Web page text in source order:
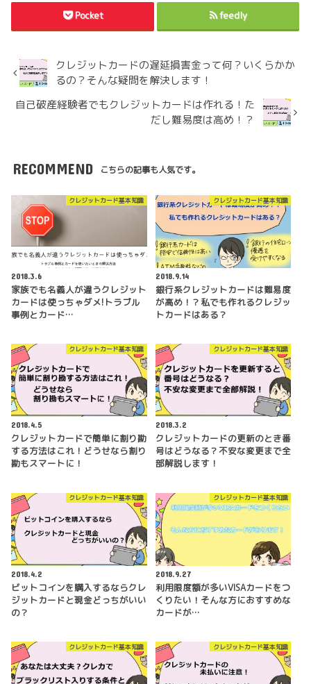
Pocket feedly
クレジットカードの遅延損害金って何？いくらかか
るの？そんな疑問を解決します！
自己破産経験者でもクレジットカードは作れる！た
だし難易度は高め！？
RECOMMEND こちらの記事も人気です。
クレジットカード基本知識
2018.3.6
家族でも名義人が違うクレジット
カードは使っちゃダメ!トラブル
事例とカード…
クレジットカード基本知識
2018.9.14
銀行系クレジットカードは難易度
が高め！？私でも作れるクレジッ
トカードはある？
クレジットカード基本知識
2018.4.5
クレジットカードで簡単に割り勘
する方法はこれ！どうせなら割り
勘もスマートに！
クレジットカード基本知識
2018.3.2
クレジットカードの更新のとき番
号はどうなる？不安な変更まで全
部解説します！
クレジットカード基本知識
2018.4.2
ビットコインを購入するならクレ
ジットカードと現金どっちがいい
の？
クレジットカード基本知識
2018.9.27
利用限度額が多いVISAカードをつ
くりたい！そんな方におすすめな
カードが…
クレジットカード基本知識 クレジットカード基本知識